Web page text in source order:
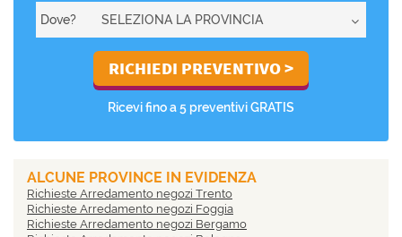
Dove?
Ricevi fino a 5 preventivi GRATIS
ALCUNE PROVINCE IN EVIDENZA
Richieste Arredamento negozi Trento
Richieste Arredamento negozi Foggia
Richieste Arredamento negozi Bergamo